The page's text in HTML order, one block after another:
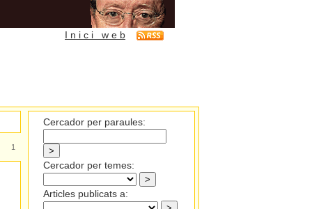
I n i c i w e b
1
Cercador per paraules:
Cercador per temes:
Articles publicats a: